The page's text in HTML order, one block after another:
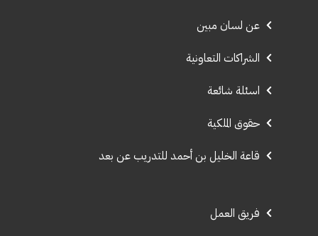
عن لسان مبين
الشراكات التعاونية
اسئلة شائعة
حقوق الملكية
قاعة الخليل بن أحمد للتدريب عن بعد
فريق العمل